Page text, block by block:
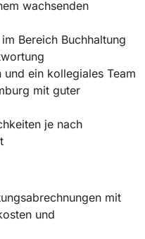
wachsenden
Bereich Buchhaltung
ein kollegiales Team
mit guter
je nach
mit
und